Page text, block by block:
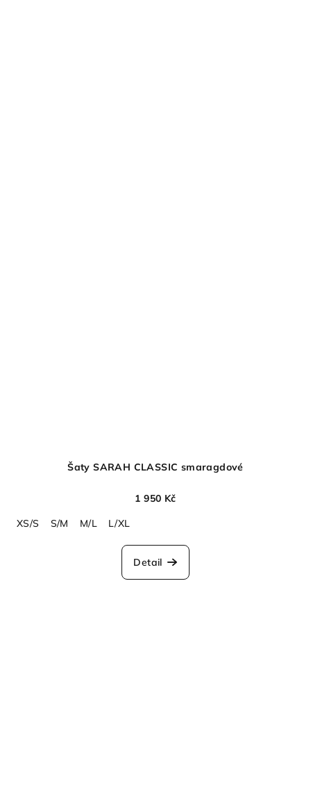
Šaty SARAH CLASSIC smaragdové
1 950 Kč
XS/S
S/M M/L L/XL
Detail